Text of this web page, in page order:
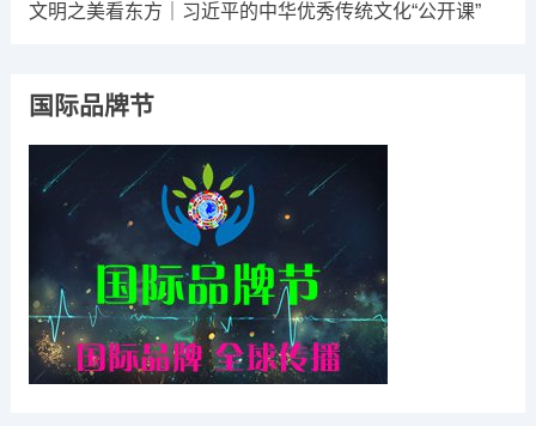
文明之美看东方｜习近平的中华优秀传统文化“公开课”
国际品牌节